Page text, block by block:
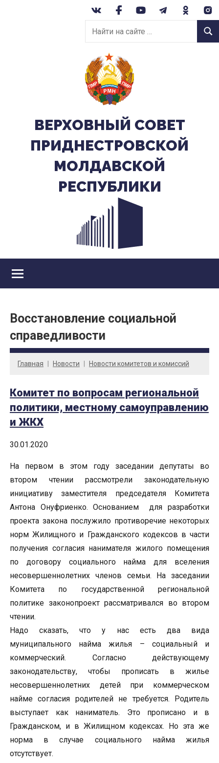
Найти
на
сайте:
ВЕРХОВНЫЙ CОВЕТ
ПРИДНЕСТРОВСКОЙ
МОЛДАВСКОЙ
РЕСПУБЛИКИ
Восстановление социальной
справедливости
Главная Новости Новости комитетов и комиссий
Комитет по вопросам региональной
политики, местному самоуправлению
и ЖКХ
30.01.2020
На первом в этом году заседании депутаты во
втором чтении рассмотрели законодательную
инициативу заместителя председателя Комитета
Антона Онуфриенко. Основанием для разработки
проекта закона послужило противоречие некоторых
норм Жилищного и Гражданского кодексов в части
получения согласия нанимателя жилого помещения
по договору социального найма для вселения
несовершеннолетних членов семьи. На заседании
Комитета по государственной региональной
политике законопроект рассматривался во втором
чтении.
Надо сказать, что у нас есть два вида
муниципального найма жилья – социальный и
коммерческий. Согласно действующему
законодательству, чтобы прописать в жилье
несовершеннолетних детей при коммерческом
найме согласия родителей не требуется. Родитель
выступает как наниматель. Это прописано и в
Гражданском, и в Жилищном кодексах. Но эта же
норма в случае социального найма жилья
отсутствует.